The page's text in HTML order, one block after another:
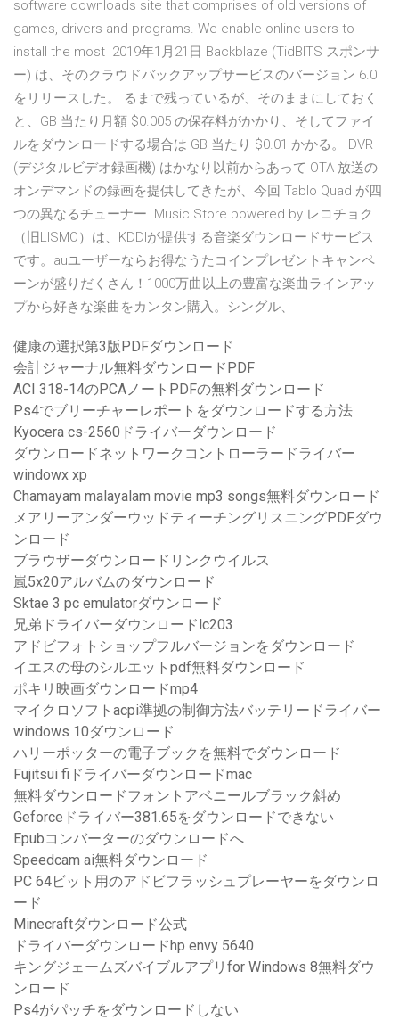
software downloads site that comprises of old versions of
games, drivers and programs. We enable online users to
install the most 2019年1月21日 Backblaze (TidBITS スポンサ
ー) は、そのクラウドバックアップサービスのバージョン 6.0
をリリースした。 るまで残っているが、そのままにしておく
と、GB 当たり月額 $0.005 の保存料がかかり、そしてファイ
ルをダウンロードする場合は GB 当たり $0.01 かかる。 DVR
(デジタルビデオ録画機) はかなり以前からあって OTA 放送の
オンデマンドの録画を提供してきたが、今回 Tablo Quad が四
つの異なるチューナー Music Store powered by レコチョク
（旧LISMO）は、KDDIが提供する音楽ダウンロードサービス
です。auユーザーならお得なうたコインプレゼントキャンペ
ーンが盛りだくさん！1000万曲以上の豊富な楽曲ラインアッ
プから好きな楽曲をカンタン購入。シングル、
健康の選択第3版PDFダウンロード
会計ジャーナル無料ダウンロードPDF
ACI 318-14のPCAノートPDFの無料ダウンロード
Ps4でブリーチャーレポートをダウンロードする方法
Kyocera cs-2560ドライバーダウンロード
ダウンロードネットワークコントローラードライバー
windowx xp
Chamayam malayalam movie mp3 songs無料ダウンロード
メアリーアンダーウッドティーチングリスニングPDFダウ
ンロード
ブラウザーダウンロードリンクウイルス
嵐5x20アルバムのダウンロード
Sktae 3 pc emulatorダウンロード
兄弟ドライバーダウンロードlc203
アドビフォトショップフルバージョンをダウンロード
イエスの母のシルエットpdf無料ダウンロード
ポキリ映画ダウンロードmp4
マイクロソフトacpi準拠の制御方法バッテリードライバー
windows 10ダウンロード
ハリーポッターの電子ブックを無料でダウンロード
Fujitsui fiドライバーダウンロードmac
無料ダウンロードフォントアベニールブラック斜め
Geforceドライバー381.65をダウンロードできない
Epubコンバーターのダウンロードへ
Speedcam ai無料ダウンロード
PC 64ビット用のアドビフラッシュプレーヤーをダウンロ
ード
Minecraftダウンロード公式
ドライバーダウンロードhp envy 5640
キングジェームズバイブルアプリfor Windows 8無料ダウ
ンロード
Ps4がパッチをダウンロードしない